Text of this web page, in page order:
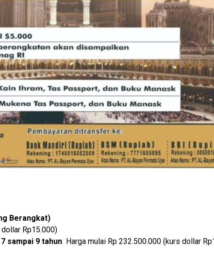
Berangkat)
Rp15.000)
sampai 9 tahun Harga mulai Rp 232.500.000 (kurs dollar